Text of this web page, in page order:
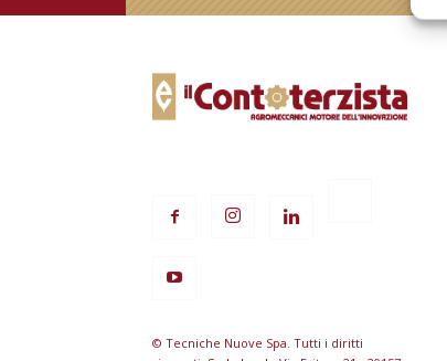
© Tecniche Nuove Spa. Tutti i diritti